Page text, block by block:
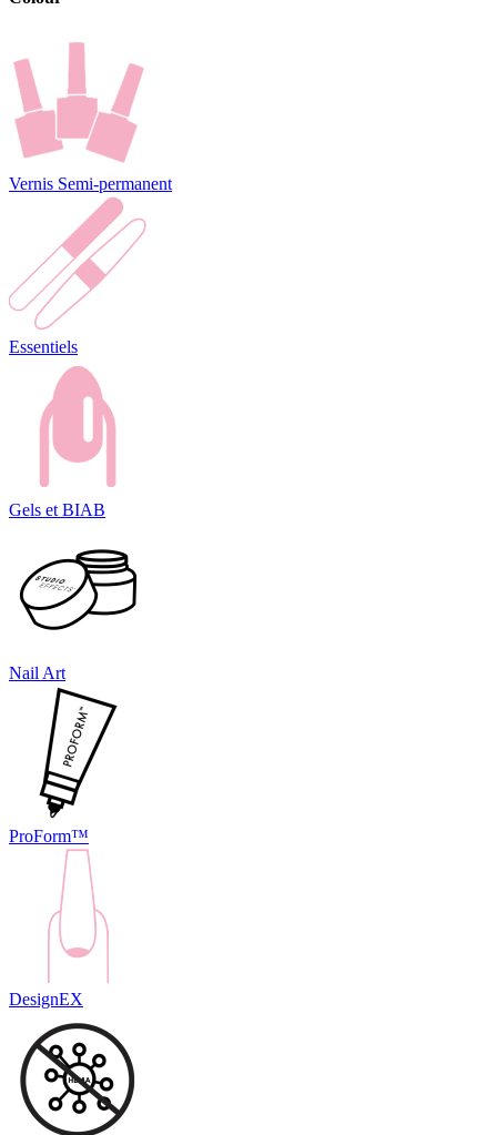
Vernis Semi-permanent
Essentiels
Gels et BIAB
Nail Art
ProForm™
DesignEX